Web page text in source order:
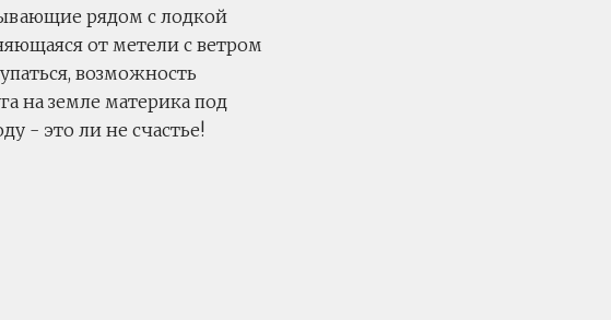
рядом с лодкой
от метели с ветром
возможность
на земле материка под
- это ли не счастье!